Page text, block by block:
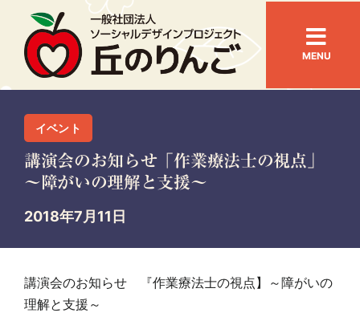
content
お知らせ
丘のりんごとは
活動の紹介
MENU
イベント
講演会のお知らせ「作業療法士の視点」
～障がいの理解と支援～
2018年7月11日
講演会のお知らせ 『作業療法士の視点】～障がいの
理解と支援～